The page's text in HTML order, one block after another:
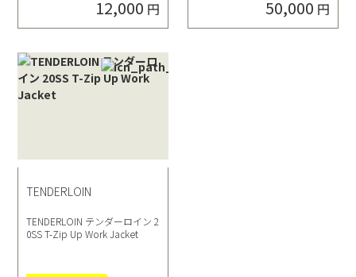
12,000 円 50,000 円
TENDERLOIN
TENDERLOIN テンダーロイン 2
0SS T-Zip Up Work Jacket